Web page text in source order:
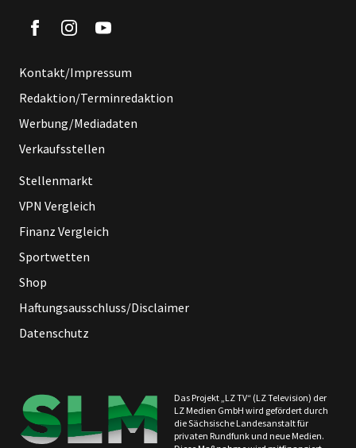
Kontakt/Impressum
Redaktion/Terminredaktion
Werbung/Mediadaten
Verkaufsstellen
Stellenmarkt
VPN Vergleich
Finanz Vergleich
Sportwetten
Shop
Haftungsausschluss/Disclaimer
Datenschutz
Das Projekt „LZ TV“ (LZ Television) der
LZ Medien GmbH wird gefördert durch
die Sächsische Landesanstalt für
privaten Rundfunk und neue Medien.